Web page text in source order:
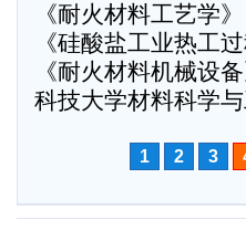
《耐火材料工艺学
《硅酸盐工业热工
《耐火材料机械设
科技大学材料科学
1 2 3